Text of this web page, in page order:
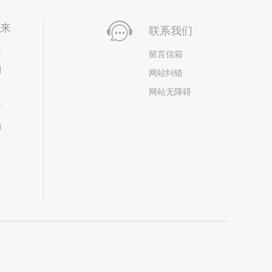
联系我们
留言信箱
网站纠错
网站无障碍